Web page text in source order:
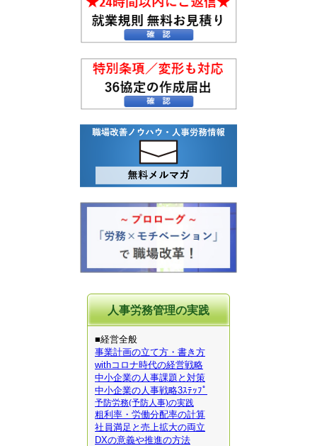
人事労務管理の実践
■経営全般
事業計画の立て方・書き方
withコロナ時代の経営戦略
中小企業の人事課題と対策
中小企業の人事戦略3ｽﾃｯﾌﾟ
予防労務(予防人事)の実践
粗利率・労働分配率の計算
社員満足と売上拡大の両立
DXの意義や推進の方法